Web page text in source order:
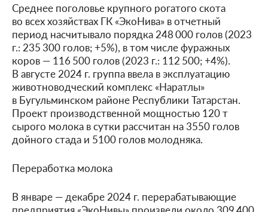
Среднее поголовье крупного рогатого скота
во всех хозяйствах ГК «ЭкоНива» в отчетный
период насчитывало порядка 248 000 голов (2023
г.: 235 300 голов; +5%), в том числе фуражных
коров — 116 500 голов (2023 г.: 112 500; +4%).
В августе 2024 г. группа ввела в эксплуатацию
животноводческий комплекс «Наратлы»
в Бугульминском районе Республики Татарстан.
Проект производственной мощностью 120 т
сырого молока в сутки рассчитан на 3550 голов
дойного стада и 5100 голов молодняка.
Переработка молока
В январе — декабре 2024 г. перерабатывающие